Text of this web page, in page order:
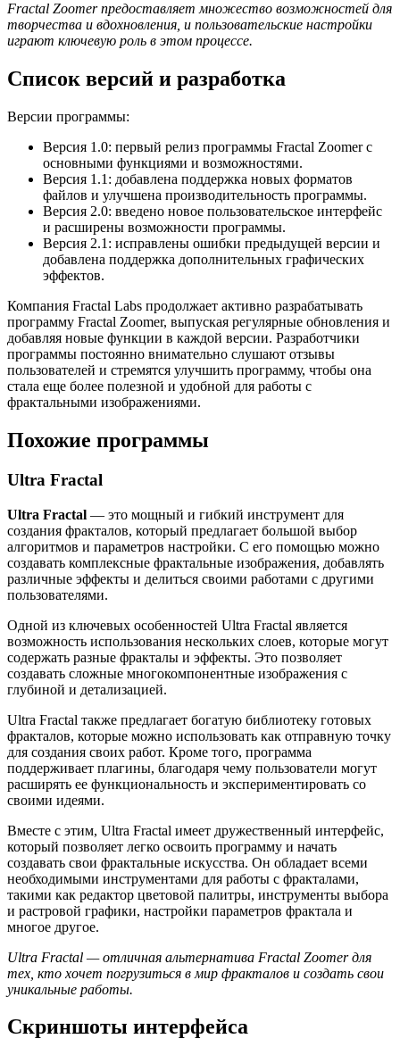
Fractal Zoomer предоставляет множество возможностей для
творчества и вдохновления, и пользовательские настройки
играют ключевую роль в этом процессе.
Список версий и разработка
Версии программы:
Версия 1.0: первый релиз программы Fractal Zoomer с
основными функциями и возможностями.
Версия 1.1: добавлена поддержка новых форматов
файлов и улучшена производительность программы.
Версия 2.0: введено новое пользовательское интерфейс
и расширены возможности программы.
Версия 2.1: исправлены ошибки предыдущей версии и
добавлена поддержка дополнительных графических
эффектов.
Компания Fractal Labs продолжает активно разрабатывать
программу Fractal Zoomer, выпуская регулярные обновления и
добавляя новые функции в каждой версии. Разработчики
программы постоянно внимательно слушают отзывы
пользователей и стремятся улучшить программу, чтобы она
стала еще более полезной и удобной для работы с
фрактальными изображениями.
Похожие программы
Ultra Fractal
Ultra Fractal — это мощный и гибкий инструмент для
создания фракталов, который предлагает большой выбор
алгоритмов и параметров настройки. С его помощью можно
создавать комплексные фрактальные изображения, добавлять
различные эффекты и делиться своими работами с другими
пользователями.
Одной из ключевых особенностей Ultra Fractal является
возможность использования нескольких слоев, которые могут
содержать разные фракталы и эффекты. Это позволяет
создавать сложные многокомпонентные изображения с
глубиной и детализацией.
Ultra Fractal также предлагает богатую библиотеку готовых
фракталов, которые можно использовать как отправную точку
для создания своих работ. Кроме того, программа
поддерживает плагины, благодаря чему пользователи могут
расширять ее функциональность и экспериментировать со
своими идеями.
Вместе с этим, Ultra Fractal имеет дружественный интерфейс,
который позволяет легко освоить программу и начать
создавать свои фрактальные искусства. Он обладает всеми
необходимыми инструментами для работы с фракталами,
такими как редактор цветовой палитры, инструменты выбора
и растровой графики, настройки параметров фрактала и
многое другое.
Ultra Fractal — отличная альтернатива Fractal Zoomer для
тех, кто хочет погрузиться в мир фракталов и создать свои
уникальные работы.
Скриншоты интерфейса